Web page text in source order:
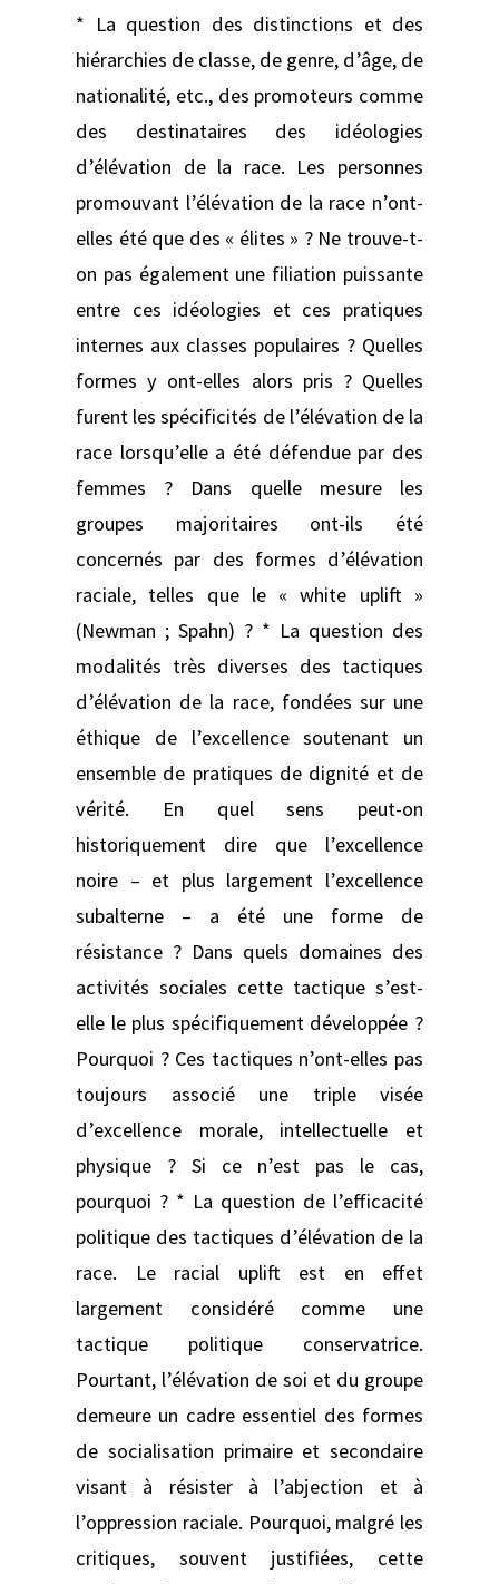
* La question des distinctions et des
hiérarchies de classe, de genre, d’âge, de
nationalité, etc., des promoteurs comme
des destinataires des idéologies
d’élévation de la race. Les personnes
promouvant l’élévation de la race n’ont-
elles été que des « élites » ? Ne trouve-t-
on pas également une filiation puissante
entre ces idéologies et ces pratiques
internes aux classes populaires ? Quelles
formes y ont-elles alors pris ? Quelles
furent les spécificités de l’élévation de la
race lorsqu’elle a été défendue par des
femmes ? Dans quelle mesure les
groupes majoritaires ont-ils été
concernés par des formes d’élévation
raciale, telles que le « white uplift »
(Newman ; Spahn) ? * La question des
modalités très diverses des tactiques
d’élévation de la race, fondées sur une
éthique de l’excellence soutenant un
ensemble de pratiques de dignité et de
vérité. En quel sens peut-on
historiquement dire que l’excellence
noire – et plus largement l’excellence
subalterne – a été une forme de
résistance ? Dans quels domaines des
activités sociales cette tactique s’est-
elle le plus spécifiquement développée ?
Pourquoi ? Ces tactiques n’ont-elles pas
toujours associé une triple visée
d’excellence morale, intellectuelle et
physique ? Si ce n’est pas le cas,
pourquoi ? * La question de l’efficacité
politique des tactiques d’élévation de la
race. Le racial uplift est en effet
largement considéré comme une
tactique politique conservatrice.
Pourtant, l’élévation de soi et du groupe
demeure un cadre essentiel des formes
de socialisation primaire et secondaire
visant à résister à l’abjection et à
l’oppression raciale. Pourquoi, malgré les
critiques, souvent justifiées, cette